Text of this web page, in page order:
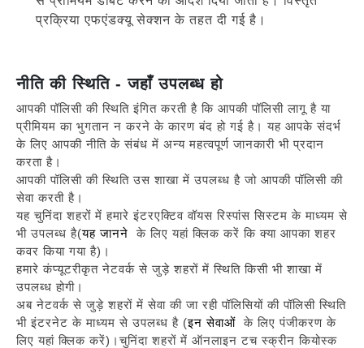
प्रक्रिया एफएंडक्यू सेक्शन के तहत दी गई है।
नीति की स्थिति - जहाँ उपलब्ध हो
आपकी पॉलिसी की स्थिति इंगित करती है कि आपकी पॉलिसी लागू है या
प्रीमियम का भुगतान न करने के कारण बंद हो गई है। यह आपके संदर्भ
के लिए आपकी नीति के संबंध में अन्य महत्वपूर्ण जानकारी भी प्रदान
करता है।
आपकी पॉलिसी की स्थिति उस शाखा में उपलब्ध है जो आपकी पॉलिसी की
सेवा करती है।
यह चुनिंदा शहरों में हमारे इंटरएक्टिव वॉयस रिस्पांस सिस्टम के माध्यम से
भी उपलब्ध है(यह जानने के लिए यहां क्लिक करें कि क्या आपका शहर
कवर किया गया है)।
हमारे कंप्यूटरीकृत नेटवर्क से जुड़े शहरों में स्थिति किसी भी शाखा में
उपलब्ध होगी।
अब नेटवर्क से जुड़े शहरों में सेवा की जा रही पॉलिसियों की पॉलिसी स्थिति
भी इंटरनेट के माध्यम से उपलब्ध है (इन सेवाओं के लिए पंजीकरण के
लिए यहां क्लिक करें)।चुनिंदा शहरों में ऑनलाइन टच स्क्रीन कियोस्क